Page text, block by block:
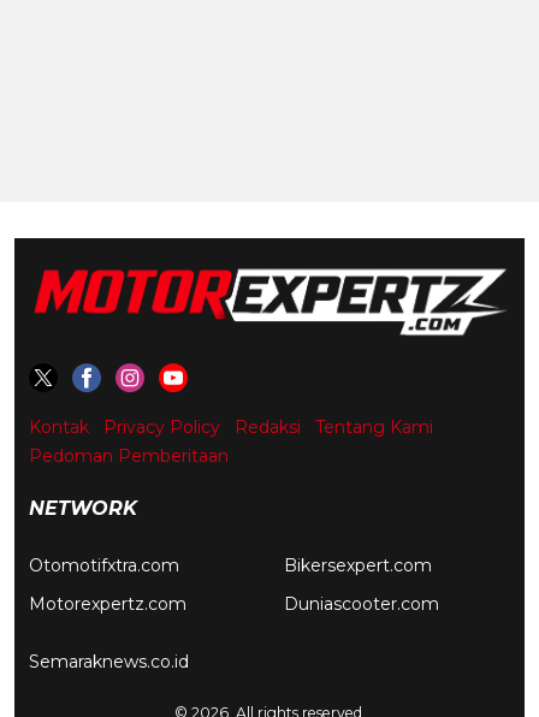
Kontak Privacy Policy Redaksi
Tentang Kami
Pedoman Pemberitaan
NETWORK
Otomotifxtra.com
Motorexpertz.com
Bikersexpert.com
Duniascooter.com
Semaraknews.co.id
© 2026. All rights reserved.